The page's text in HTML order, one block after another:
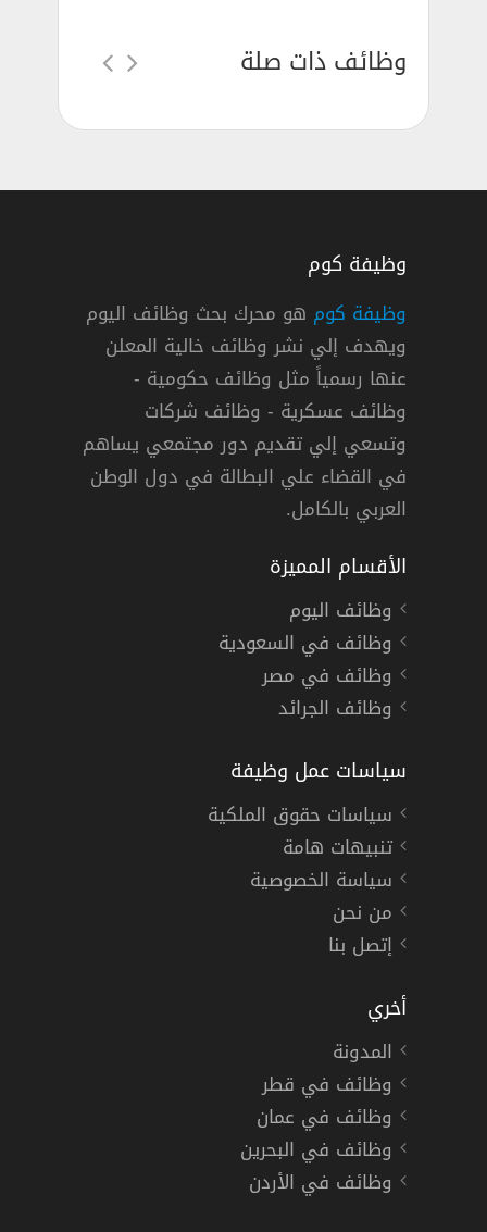
وظائف ذات صلة
دوام كامل
وظيفة كوم
وظيفة كوم هو محرك بحث وظائف اليوم
ويهدف إلي نشر وظائف خالية المعلن
عنها رسمياً مثل وظائف حكومية -
وظائف عسكرية - وظائف شركات
وتسعي إلي تقديم دور مجتمعي يساهم
في القضاء علي البطالة في دول الوطن
العربي بالكامل.
الأقسام المميزة
وظائف اليوم
وظائف في السعودية
وظائف في مصر
وظائف الجرائد
سياسات عمل وظيفة
سياسات حقوق الملكية
تنبيهات هامة
سياسة الخصوصية
من نحن
إتصل بنا
أخري
المدونة
وظائف في قطر
وظائف في عمان
وظائف في البحرين
وظائف في الأردن